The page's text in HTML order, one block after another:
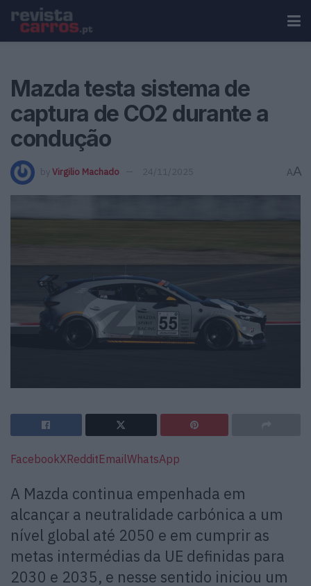
Mazda testa sistema de
captura de CO2 durante a
condução
by Virgilio Machado 24/11/2025 AA
FacebookXRedditEmailWhatsApp
A Mazda continua empenhada em
alcançar a neutralidade carbónica a um
nível global até 2050 e em cumprir as
metas intermédias da UE definidas para
2030 e 2035, e nesse sentido iniciou um